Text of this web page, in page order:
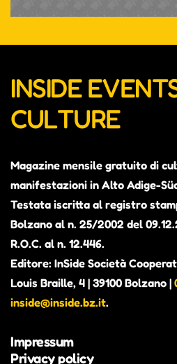
INSIDE
CULTURE
Magazine mensile gratuito di
manifestazioni in Alto Adige-
Testata iscritta al registro
Bolzano al n. 25/2002 del
R.O.C. al n. 12.446.
Editore: InSide Società
Louis Braille, 4 | 39100 Bolzano |
inside@inside.bz.it.
Impressum
Privacy policy